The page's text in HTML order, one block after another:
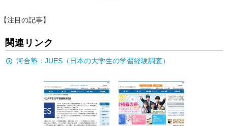
【注目の記事】
関連リンク
河合塾：JUES（日本の大学生の学習経験調査）